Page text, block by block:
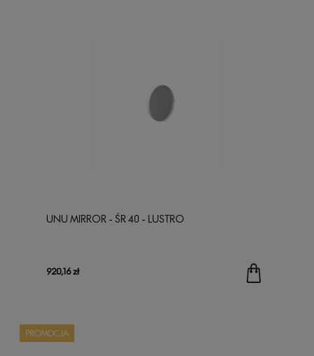
UNU MIRROR - ŚR 40 - LUSTRO
920,16 zł
PROMOCJA